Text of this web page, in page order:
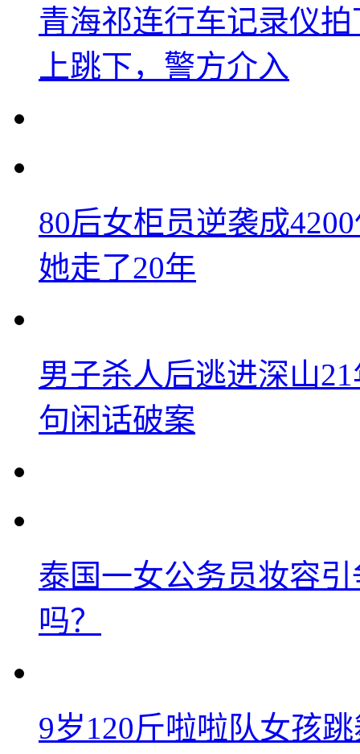
青海祁连行车记录仪
上跳下，警方介入
80后女柜员逆袭成
她走了20年
男子杀人后逃进深山
句闲话破案
泰国一女公务员妆容
吗？
9岁120斤啦啦队女孩